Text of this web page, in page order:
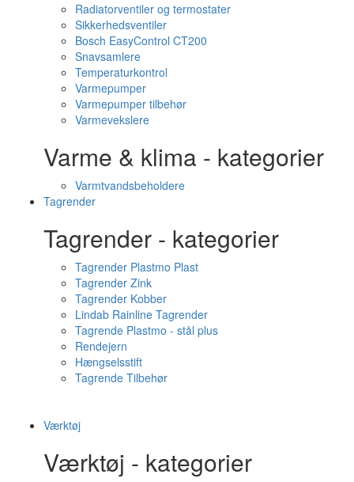
Radiatorventiler og termostater
Sikkerhedsventiler
Bosch EasyControl CT200
Snavsamlere
Temperaturkontrol
Varmepumper
Varmepumper tilbehør
Varmevekslere
Varme & klima - kategorier
Varmtvandsbeholdere
Tagrender
Tagrender - kategorier
Tagrender Plastmo Plast
Tagrender Zink
Tagrender Kobber
Lindab Rainline Tagrender
Tagrende Plastmo - stål plus
Rendejern
Hængselsstift
Tagrende Tilbehør
Værktøj
Værktøj - kategorier